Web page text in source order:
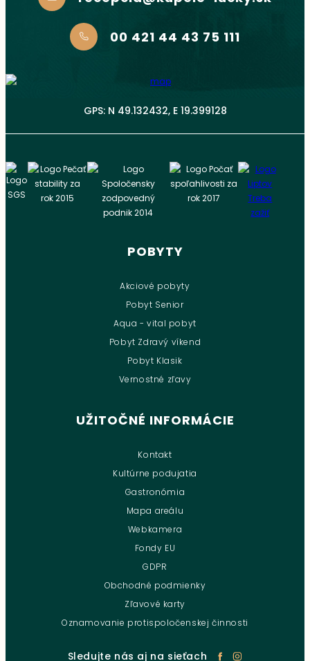
00 421 44 43 75 111
GPS: N 49.132432, E 19.399128
POBYTY
Akciové pobyty
Pobyt Senior
Aqua - vital pobyt
Pobyt Zdravý víkend
Pobyt Klasik
Vernostné zľavy
UŽITOČNÉ INFORMÁCIE
Kontakt
Kultúrne podujatia
Gastronómia
Mapa areálu
Webkamera
Fondy EU
GDPR
Obchodné podmienky
Zľavové karty
Oznamovanie protispoločenskej činnosti
Sledujte nás aj na sieťach